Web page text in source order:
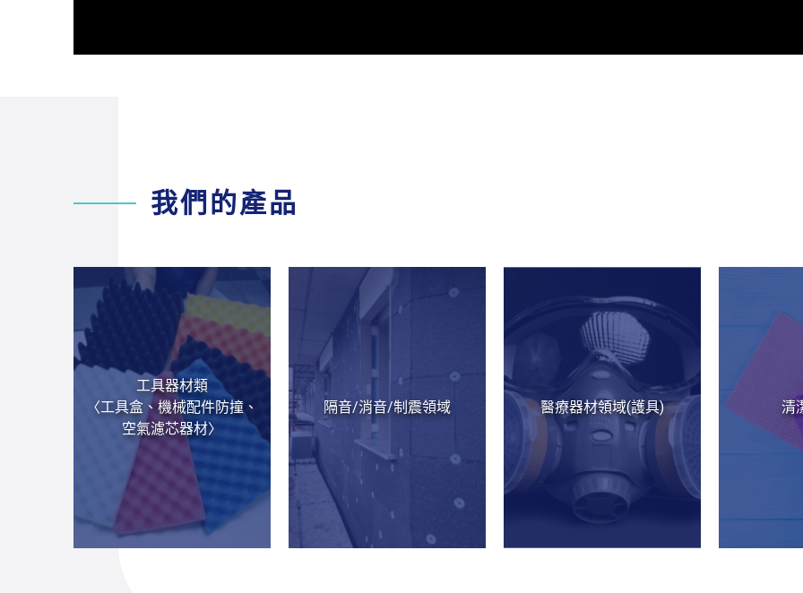
我們的產品
工具器材類
〈工具盒、機械配件防撞、
空氣濾芯器材〉
隔音/消音/制震領域 醫療器材領域(護具) 清